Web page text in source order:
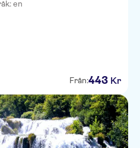
en
Från:443 Kr